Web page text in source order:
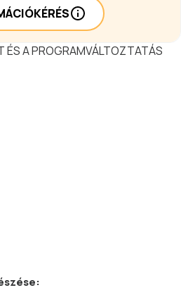
ÉS A PROGRAMVÁLTOZTATÁS